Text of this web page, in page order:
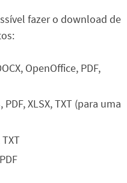
fazer o download de
OpenOffice, PDF,
PDF, XLSX, TXT (para uma
TXT